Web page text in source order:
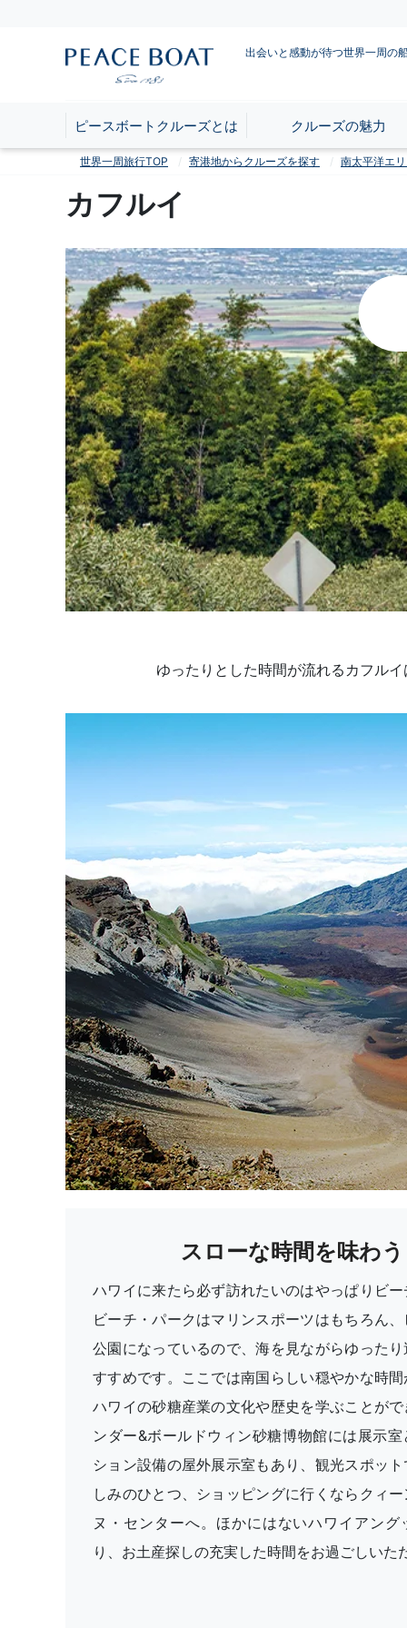
出会いと感動が待つ世界一周の
ピースボートクルーズとは クルーズの魅力
世界一周旅行TOP 寄港地からクルーズを探す 南太平洋エ
カフルイ
ゆったりとした時間が流れるカフル
スローな時間を味わう
ハワイに来たら必ず訪れたいのはやっぱりビ
ビーチ・パークはマリンスポーツはもちろん
公園になっているので、海を見ながらゆった
すすめです。ここでは南国らしい穏やかな時
ハワイの砂糖産業の文化や歴史を学ぶことが
ンダー&ボールドウィン砂糖博物館には展示
ション設備の屋外展示室もあり、観光スポッ
しみのひとつ、ショッピングに行くならクィ
ヌ・センターへ。ほかにはないハワイアング
り、お土産探しの充実した時間をお過ごしいた